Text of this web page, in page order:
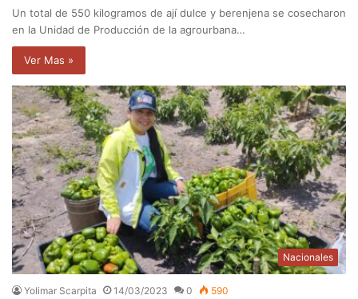
Un total de 550 kilogramos de ají dulce y berenjena se cosecharon
en la Unidad de Producción de la agrourbana…
Ver Mas »
Nacionales
Yolimar Scarpita 14/03/2023 0 590